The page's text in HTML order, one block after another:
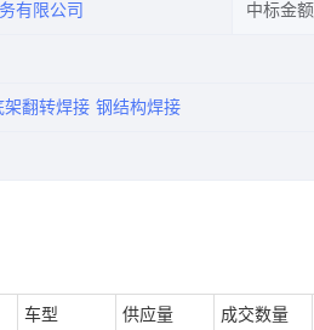
有限公司 中标金额
架翻转焊接 钢结构焊接
车型 供应量 成交数量